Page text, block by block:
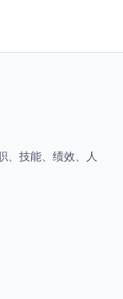
技能、绩效、人